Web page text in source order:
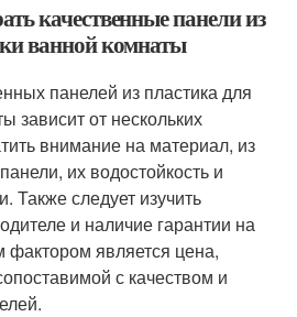
качественные панели из
ванной комнаты
панелей из пластика для
зависит от нескольких
внимание на материал, из
их водостойкость и
Также следует изучить
и наличие гарантии на
является цена,
с качеством и